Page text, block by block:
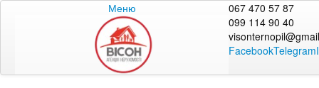
Меню
067 470 57 87
099 114 90 40
FacebookTelegram